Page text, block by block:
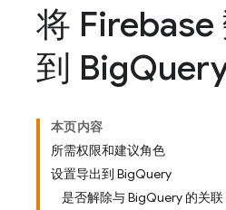
将 Firebase
到 Big
本页内容
所需权限和建议角色
设置导出到 BigQuery
是否解除与 BigQuery 的关联